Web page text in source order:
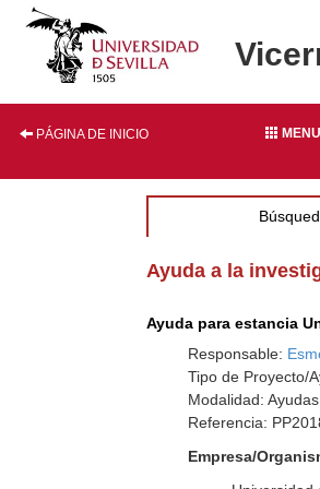
PÁGINA DE INICIO MENU
Ayuda a la
Ayuda para estancia
Responsable:
Tipo de Proyecto/
Modalidad:
Referencia:
Empresa/